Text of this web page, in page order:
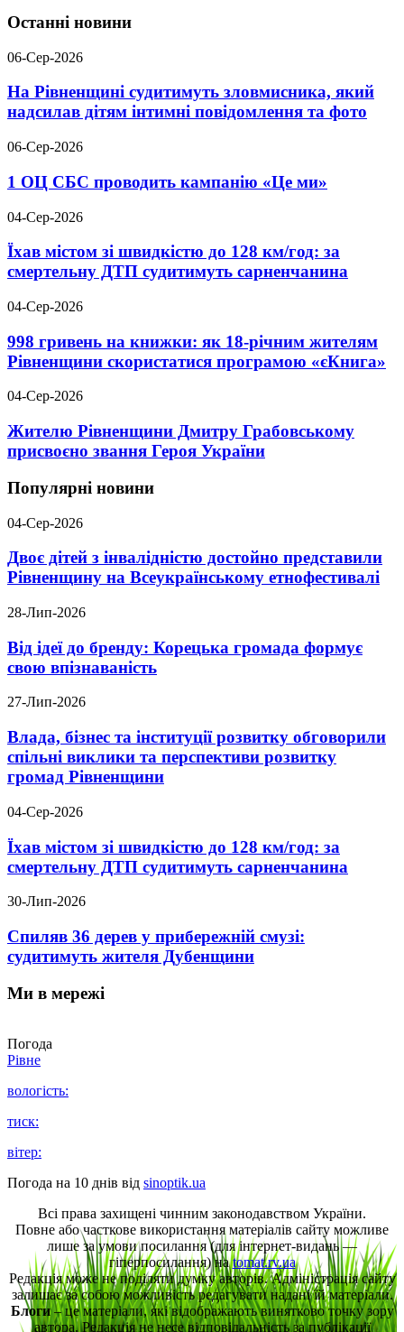
Останні новини
06-Сер-2026
На Рівненщині судитимуть зловмисника, який
надсилав дітям інтимні повідомлення та фото
06-Сер-2026
1 ОЦ СБС проводить кампанію «Це ми»
04-Сер-2026
Їхав містом зі швидкістю до 128 км/год: за
смертельну ДТП судитимуть сарненчанина
04-Сер-2026
998 гривень на книжки: як 18-річним жителям
Рівненщини скористатися програмою «єКнига»
04-Сер-2026
Жителю Рівненщини Дмитру Грабовському
присвоєно звання Героя України
Популярні новини
04-Сер-2026
Двоє дітей з інвалідністю достойно представили
Рівненщину на Всеукраїнському етнофестивалі
28-Лип-2026
Від ідеї до бренду: Корецька громада формує
свою впізнаваність
27-Лип-2026
Влада, бізнес та інституції розвитку обговорили
спільні виклики та перспективи розвитку
громад Рівненщини
04-Сер-2026
Їхав містом зі швидкістю до 128 км/год: за
смертельну ДТП судитимуть сарненчанина
30-Лип-2026
Спиляв 36 дерев у прибережній смузі:
судитимуть жителя Дубенщини
Ми в мережі
Погода
Рівне
вологість:
тиск:
вітер:
Погода на 10 днів від sinoptik.ua
Всі права захищені чинним законодавством України.
Повне або часткове використання матеріалів сайту можливе
лише за умови посилання (для інтернет-видань —
гіперпосилання) наtomat.rv.ua
Редакція може не поділяти думку авторів. Адміністрація сайту
залишає за собою можливість редагувати надані їй матеріали.
Блоги– це матеріали, які відображають винятково точку зору
автора. Редакція не несе відповідальність за публікації